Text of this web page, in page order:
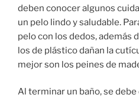
deben conocer algunos
un pelo lindo y saludable.
pelo con los dedos, además
los de plástico dañan la
mejor son los peines de
Al terminar un baño, se